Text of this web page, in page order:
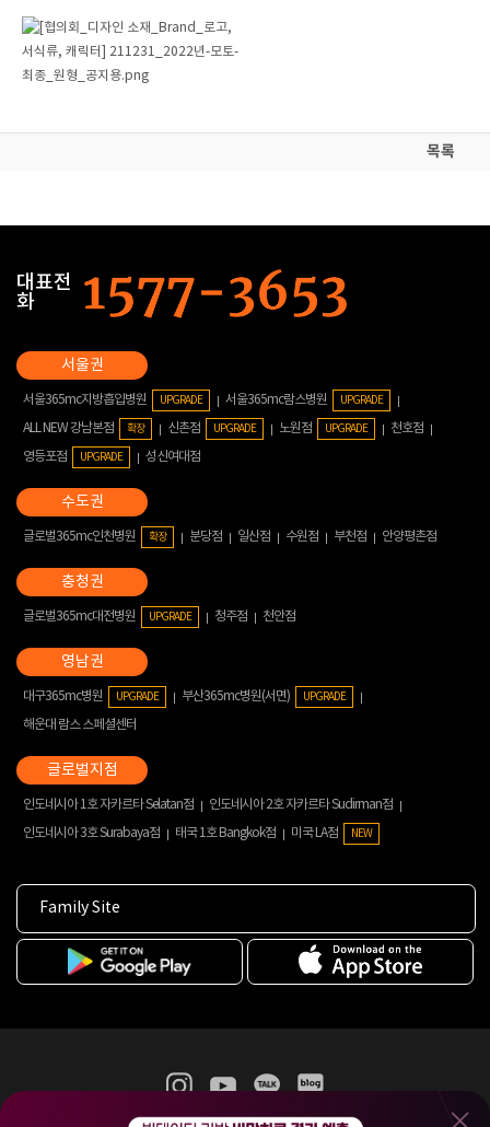
목록
대표전
화
서울365mc지방흡입병원 UPGRADE 서울365mc람스병원 UPGRADE
ALL NEW 강남본점 확장 신촌점 UPGRADE 노원점 UPGRADE
천호점
영등포점
UPGRADE 성신여대점
글로벌365mc인천병원 확장 분당점 일산점 수원점 부천점 안양평촌점
글로벌365mc대전병원 UPGRADE 청주점 천안점
대구365mc병원 UPGRADE 부산365mc병원(서면) UPGRADE
해운대 람스 스페셜센터
인도네시아 1호 자카르타 Selatan점
인도네시아 2호 자카르타 Sudirman점
인도네시아 3호 Surabaya점
태국 1호 Bangkok점 미국 LA점 NEW
Family Site